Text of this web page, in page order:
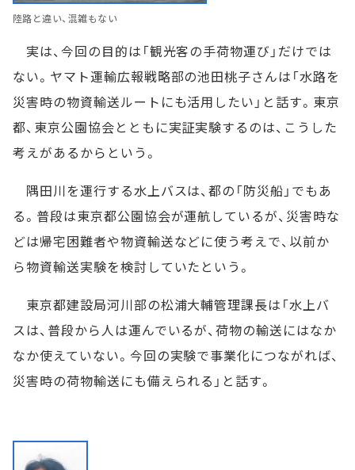
陸路と違い、混雑もない
実は、今回の目的は「観光客の手荷物運び」だけでは
ない。ヤマト運輸広報戦略部の池田桃子さんは「水路を
災害時の物資輸送ルートにも活用したい」と話す。東京
都、東京公園協会とともに実証実験するのは、こうした
考えがあるからという。
隅田川を運行する水上バスは、都の「防災船」でもあ
る。普段は東京都公園協会が運航しているが、災害時な
どは帰宅困難者や物資輸送などに使う考えで、以前か
ら物資輸送実験を検討していたという。
東京都建設局河川部の松浦大輔管理課長は「水上バ
スは、普段から人は運んでいるが、荷物の輸送にはなか
なか使えていない。今回の実験で事業化につながれば、
災害時の荷物輸送にも備えられる」と話す。